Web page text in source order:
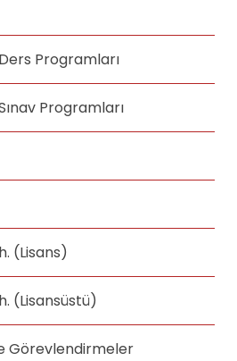
Programları
Programları
(Lisans)
(Lisansüstü)
Görevlendirmeler